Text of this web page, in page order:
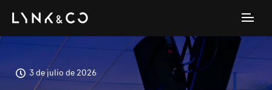
3 de julio de 2026